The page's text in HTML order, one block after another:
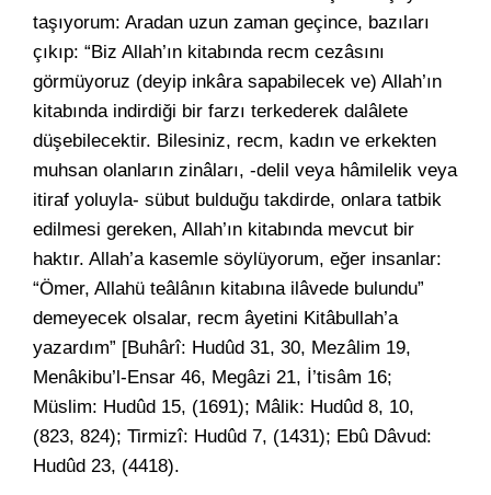
taşıyorum: Aradan uzun zaman geçince, bazıları
çıkıp: “Biz Allah’ın kitabında recm cezâsını
görmüyoruz (deyip inkâra sapabilecek ve) Allah’ın
kitabında indirdiği bir farzı terkederek dalâlete
düşebilecektir. Bilesiniz, recm, kadın ve erkekten
muhsan olanların zinâları, -delil veya hâmilelik veya
itiraf yoluyla- sübut bulduğu takdirde, onlara tatbik
edilmesi gereken, Allah’ın kitabında mevcut bir
haktır. Allah’a kasemle söylüyorum, eğer insanlar:
“Ömer, Allahü teâlânın kitabına ilâvede bulundu”
demeyecek olsalar, recm âyetini Kitâbullah’a
yazardım” [Buhârî: Hudûd 31, 30, Mezâlim 19,
Menâkibu’l-Ensar 46, Megâzi 21, İ’tisâm 16;
Müslim: Hudûd 15, (1691); Mâlik: Hudûd 8, 10,
(823, 824); Tirmizî: Hudûd 7, (1431); Ebû Dâvud:
Hudûd 23, (4418).